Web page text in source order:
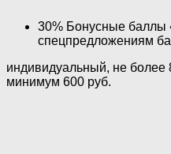
30% Бонусные баллы
спецпредложениям
индивидуальный, не более
минимум 600 руб.